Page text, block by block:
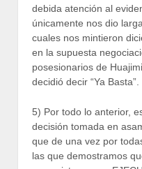
debida atención al
únicamente nos dio
cuales nos mintieron
en la supuesta
posesionarios de
decidió decir “Ya Basta”.
5) Por todo lo anterior,
decisión tomada en
que de una vez por
las que demostramos